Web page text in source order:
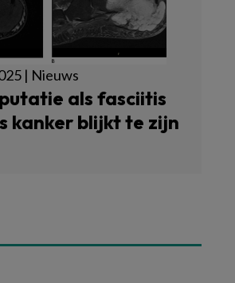
| Nieuws
als fasciitis
kanker blijkt te zijn